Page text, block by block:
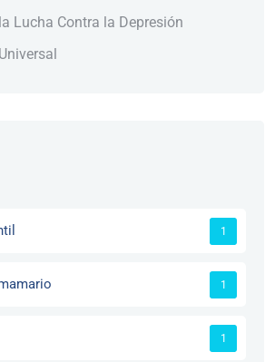
Lucha Contra la Depresión
1
1
1